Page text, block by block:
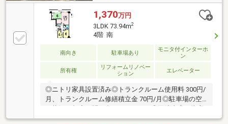
1,370万円
3LDK 73.94m2
4階 南
南向き 駐車場あり
モニタ付インターホ
ン
所有権
リフォームリノベー
ション
エレベーター
◎ニトリ家具設置済み◎トランクルーム使用料 300円/
月、トランクルーム修繕積立金 70円/月◎駐車場の空
指定